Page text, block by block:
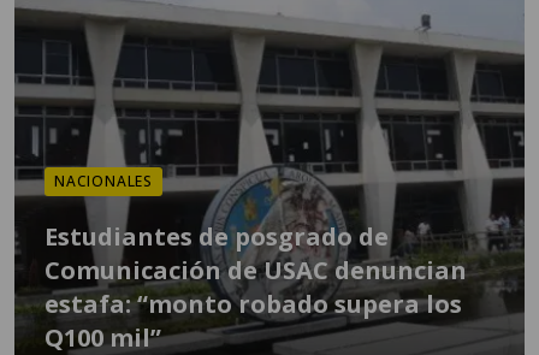
NACIONALES
Estudiantes de posgrado de
Comunicación de USAC denuncian
estafa: “monto robado supera los
Q100 mil”